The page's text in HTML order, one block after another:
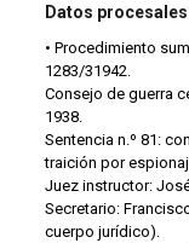
Datos procesales
• Procedimiento
1283/31942.
Consejo de guerra
1938.
Sentencia n.º 81:
traición por
Juez instructor:
Secretario:
cuerpo jurídico).